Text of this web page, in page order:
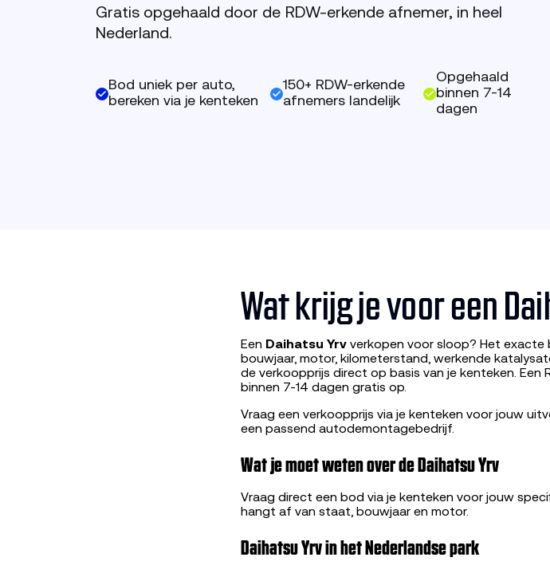
Gratis opgehaald door de RDW-erkende afnemer, in heel
Nederland.
Bod uniek per auto,
bereken via je kenteken
150+ RDW-erkende
afnemers landelijk
Opgehaald
binnen 7-14
dagen
Wat krijg je voor een
Een Daihatsu Yrv verkopen voor sloop? Het
bouwjaar, motor, kilometerstand, werkende
de verkoopprijs direct op basis van je kenteken.
binnen 7-14 dagen gratis op.
Vraag een verkoopprijs via je kenteken voor jouw
een passend autodemontagebedrijf.
Wat je moet weten over de Daihatsu Yrv
Vraag direct een bod via je kenteken voor jouw
hangt af van staat, bouwjaar en motor.
Daihatsu Yrv in het Nederlandse park